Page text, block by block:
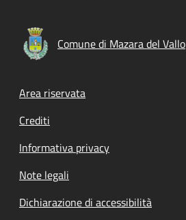
Comune di Mazara del Vallo
Footer menu
Area riservata
Crediti
Informativa privacy
Note legali
Dichiarazione di accessibilità